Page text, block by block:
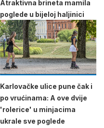
Atraktivna brineta mamila
poglede u bijeloj haljinici
Karlovačke ulice pune čak i
po vrućinama: A ove dvije
'rolerice' u minjacima
ukrale sve poglede